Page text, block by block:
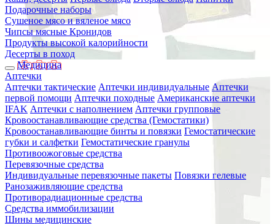
Подарочные наборы
Сушеное мясо и вяленое мясо
Чипсы мясные Кронидов
Продукты высокой калорийности
Десерты в поход
Медицина
Аптечки
Аптечки тактические Аптечки индивидуальные Аптечки
первой помощи Аптечки походные Американские аптечки
IFAK Аптечки с наполнением Аптечки групповые
Кровоостанавливающие средства (Гемостатики)
Кровоостанавливающие бинты и повязки Гемостатические
губки и салфетки Гемостатические гранулы
Противоожоговые средства
Перевязочные средства
Индивидуальные перевязочные пакеты Повязки гелевые
Ранозаживляющие средства
Противорадиационные средства
Средства иммобилизации
Шины медицинские